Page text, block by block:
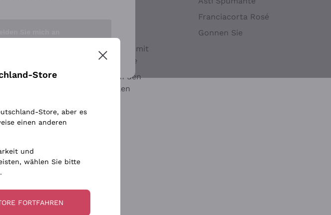
Ohne Sulfit oder mit
minimalen Sulfite
Maischung auf den
Traubenschalen
Franciacorta Rosé
Gonnen Sie
Store
Store, aber es
einen anderen
und
wählen Sie bitte
FORTFAHREN